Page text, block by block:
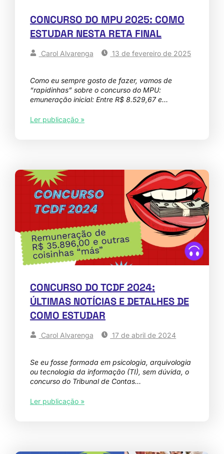
CONCURSO DO MPU 2025: COMO
ESTUDAR NESTA RETA FINAL
Carol Alvarenga 13 de fevereiro de 2025
Como eu sempre gosto de fazer, vamos de
“rapidinhas” sobre o concurso do MPU:
emuneração inicial: Entre R$ 8.529,67 e…
Ler publicação »
CONCURSO DO TCDF 2024:
ÚLTIMAS NOTÍCIAS E DETALHES DE
COMO ESTUDAR
Carol Alvarenga 17 de abril de 2024
Se eu fosse formada em psicologia, arquivologia
ou tecnologia da informação (TI), sem dúvida, o
concurso do Tribunal de Contas…
Ler publicação »